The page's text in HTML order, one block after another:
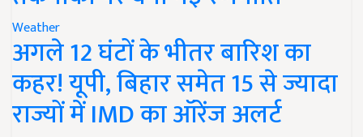
Weather
अगले 12 घंटों के भीतर बारिश का
कहर! यूपी, बिहार समेत 15 से ज्यादा
राज्यों में IMD का ऑरेंज अलर्ट